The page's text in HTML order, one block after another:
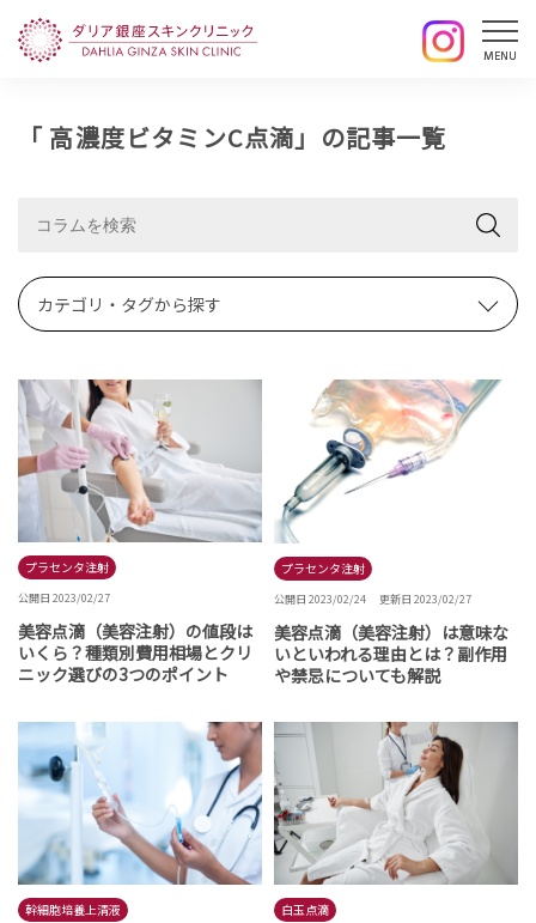
「 高濃度ビタミンC点滴」の記事一覧
カテゴリ・タグから探す
プラセンタ注射
公開日 2023/02/27
美容点滴（美容注射）の値段は
いくら？種類別費用相場とクリ
ニック選びの3つのポイント
プラセンタ注射
公開日 2023/02/24 更新日 2023/02/27
美容点滴（美容注射）は意味な
いといわれる理由とは？副作用
や禁忌についても解説
幹細胞培養上清液 白玉点滴